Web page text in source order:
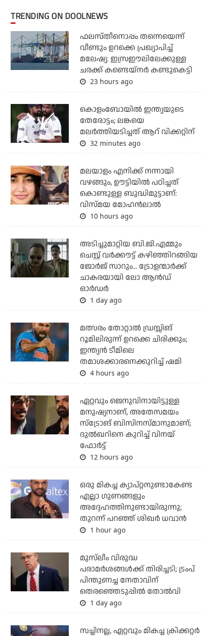
TRENDING ON DOOLNEWS
ഫലസ്തീനൊപ്പം തന്നെയെന്ന്
വീണ്ടും ഉറക്കെ പ്രഖ്യാപിച്ച്
മലേഷ്യ: ഇസ്രഈലിലേക്കുള്ള
ചരക്ക് കണ്ടെയ്‌നര്‍ കണ്ടുകെട്ടി
23 hours ago
കൊളംബോയില്‍ ഇന്ത്യയുടെ
തേരോട്ടം; ലങ്കയെ
മലര്‍ത്തിയടിച്ചത് ആറ് വിക്കറ്റിന്
32 minutes ago
മലയാളം എനിക്ക് നന്നായി
വഴങ്ങും, ഊട്ടിയില്‍ പഠിച്ചത്
കൊണ്ടുള്ള ബുദ്ധിമുട്ടാണ്:
വിസ്മയ മോഹന്‍ലാല്‍
10 hours ago
അടിച്ചുമാറ്റിയ ബി.ജി.എമ്മും
ചെസ്റ്റ് വര്‍ക്കൗട്ട് കഴിഞ്ഞിറങ്ങിയ
ജോര്‍ജ് സാറും... ട്രോളന്മാര്‍ക്ക്
ചാകരയായി ലോ ആന്‍ഡ്
ഓര്‍ഡര്‍
1 day ago
മത്സരം തോറ്റാല്‍ ഡ്രസ്സിങ്
റൂമിലിരുന്ന് ഉറക്കെ ചിരിക്കും;
ഇന്ത്യന്‍ ടീമിലെ
തമാശക്കാരനെക്കുറിച്ച് ഷമി
4 hours ago
ഏറ്റവും ജെനുവിനായിട്ടുള്ള
മനുഷ്യനാണ്, അതേസമയം
സ്‌ട്രോങ് ബിസിനസ്മാനുമാണ്;
ദുല്‍ഖറിനെ കുറിച്ച് വിനയ്
ഫോര്‍ട്ട്
12 hours ago
ഒരു മികച്ച ക്യാപ്റ്റനുണ്ടാകേണ്ട
എല്ലാ ഗുണങ്ങളും
അദ്ദേഹത്തിനുണ്ടായിരുന്നു;
തുറന്ന് പറഞ്ഞ് ശിഖര്‍ ധവാന്‍
1 hour ago
മുസ്‌ലീം വിരുദ്ധ
പരാമര്‍ശങ്ങള്‍ക്ക് തിരിച്ചടി; ട്രംപ്
പിന്തുണച്ച നേതാവിന്
തെരഞ്ഞെടുപ്പില്‍ തോല്‍വി
1 day ago
സച്ചിനല്ല, ഏറ്റവും മികച്ച ക്രിക്കറ്റര്‍